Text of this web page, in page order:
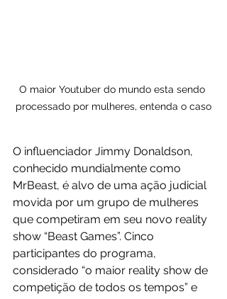
O maior Youtuber do mundo esta sendo
processado por mulheres, entenda o caso
O influenciador Jimmy Donaldson,
conhecido mundialmente como
MrBeast, é alvo de uma ação judicial
movida por um grupo de mulheres
que competiram em seu novo reality
show “Beast Games”. Cinco
participantes do programa,
considerado “o maior reality show de
competição de todos os tempos” e